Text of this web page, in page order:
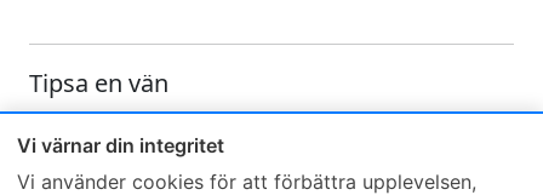
Vi värnar din integritet
Vi använder cookies för att förbättra upplevelsen,
Tipsa en vän
Skicka ett e-mail och tipsa en vän om denna produkt